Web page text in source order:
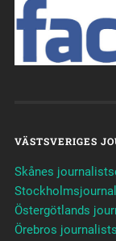
VÄSTSVERIGES
Skånes
Östergötlands
Örebros